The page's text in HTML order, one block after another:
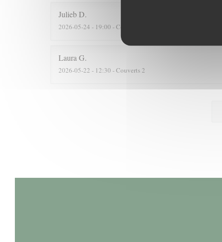
JuliebD
2026-05-24 - 19:00 - Couverts 2
Laura G
2026-05-22 - 12:30 - Couverts 2